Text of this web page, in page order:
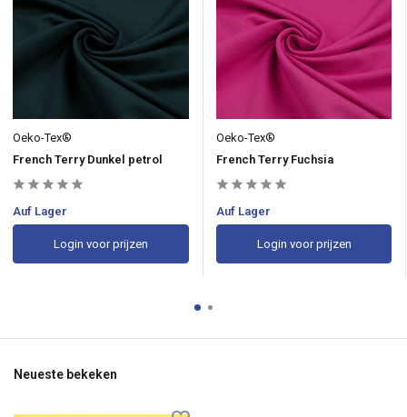
Oeko-Tex®
French Terry Dunkel petrol
Auf Lager
Login voor prijzen
Oeko-Tex®
French Terry Fuchsia
Auf Lager
Login voor prijzen
Neueste bekeken